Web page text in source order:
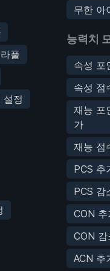
풀
설정
무한 아
능력치
속성 포
속성 점
재능 포
가
재능 점
PCS 추
PCS 감
CON 추
CON 감
ACN 추